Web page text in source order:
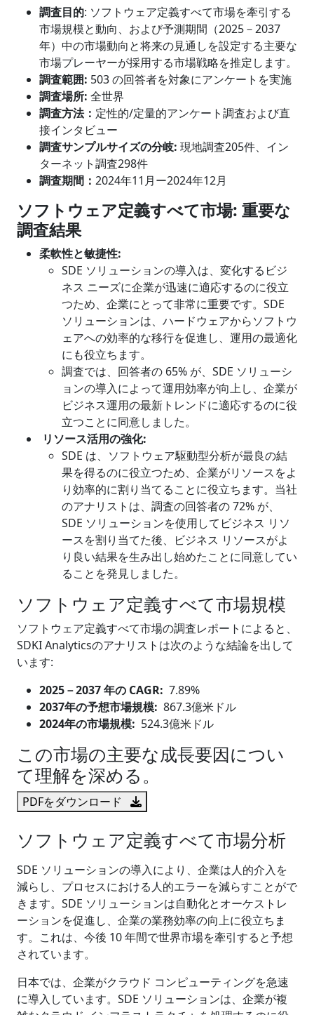
調査目的: ソフトウェア定義すべて市場を牽引する
市場規模と動向、および予測期間（2025－2037
年）中の市場動向と将来の見通しを設定する主要な
市場プレーヤーが採用する市場戦略を推定します。
調査範囲: 503 の回答者を対象にアンケートを実施
調査場所: 全世界
調査方法： 定性的/定量的アンケート調査および直
接インタビュー
調査サンプルサイズの分岐: 現地調査205件、イン
ターネット調査298件
調査期間： 2024年11月ー2024年12月
ソフトウェア定義すべて市場: 重要な
調査結果
柔軟性と敏捷性:
SDE ソリューションの導入は、変化するビジ
ネス ニーズに企業が迅速に適応するのに役立
つため、企業にとって非常に重要です。SDE
ソリューションは、ハードウェアからソフトウ
ェアへの効率的な移行を促進し、運用の最適化
にも役立ちます。
調査では、回答者の 65% が、SDE ソリューシ
ョンの導入によって運用効率が向上し、企業が
ビジネス運用の最新トレンドに適応するのに役
立つことに同意しました。
リソース活用の強化:
SDE は、ソフトウェア駆動型分析が最良の結
果を得るのに役立つため、企業がリソースをよ
り効率的に割り当てることに役立ちます。当社
のアナリストは、調査の回答者の 72% が、
SDE ソリューションを使用してビジネス リソ
ースを割り当てた後、ビジネス リソースがよ
り良い結果を生み出し始めたことに同意してい
ることを発見しました。
ソフトウェア定義すべて市場規模
ソフトウェア定義すべて市場の調査レポートによると、
SDKI Analyticsのアナリストは次のような結論を出して
います:
2025－2037 年の CAGR: 7.89%
2037年の予想市場規模: 867.3億米ドル
2024年の市場規模: 524.3億米ドル
この市場の主要な成長要因につい
て理解を深める。
PDFをダウンロード
ソフトウェア定義すべて市場分析
SDE ソリューションの導入により、企業は人的介入を
減らし、プロセスにおける人的エラーを減らすことがで
きます。SDE ソリューションは自動化とオーケストレ
ーションを促進し、企業の業務効率の向上に役立ちま
す。これは、今後 10 年間で世界市場を牽引すると予想
されています。
日本では、企業がクラウド コンピューティングを急速
に導入しています。SDE ソリューションは、企業が複